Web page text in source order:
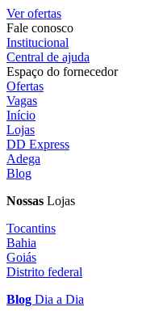
Ver ofertas
Fale conosco
Institucional
Central de ajuda
Espaço do fornecedor
Ofertas
Vagas
Início
Lojas
DD Express
Adega
Blog
Nossas Lojas
Tocantins
Bahia
Goiás
Distrito federal
Blog Dia a Dia